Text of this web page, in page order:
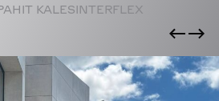
KALESINTERFLEX